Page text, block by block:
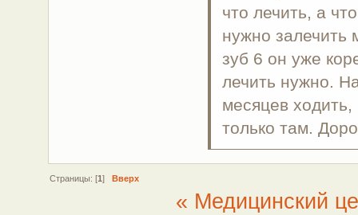
что лечить, а
нужно залечить
зуб 6 он уже
лечить нужно.
месяцев
только там.
Страницы: [1] Вверх
« Медицинский